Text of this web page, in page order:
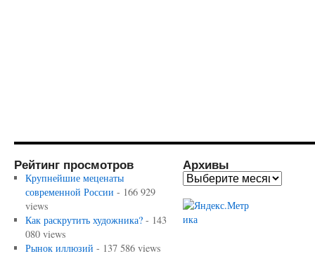
Рейтинг просмотров
Крупнейшие меценаты
современной России - 166 929
views
Как раскрутить художника?- 143
080 views
Рынок иллюзий - 137 586 views
Архивы